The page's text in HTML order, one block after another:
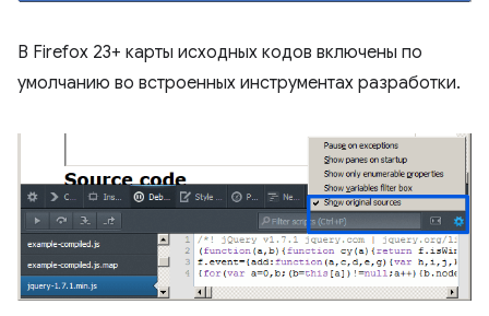
В Firefox 23+ карты исходных кодов включены по
умолчанию во встроенных инструментах разработки.